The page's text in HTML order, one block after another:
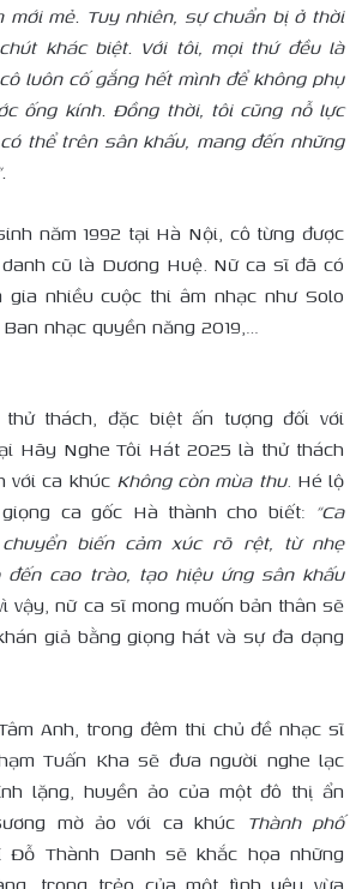
mới mẻ. Tuy nhiên, sự chuẩn bị ở thời
khác biệt. Với tôi, mọi thứ đều là
luôn cố gắng hết mình để không phụ
ống kính. Đồng thời, tôi cũng nỗ lực
thể trên sân khấu, mang đến những
năm 1992 tại Hà Nội, cô từng được
cũ là Dương Huệ. Nữ ca sĩ đã có
gia nhiều cuộc thi âm nhạc như Solo
nhạc quyền năng 2019,…
thách, đặc biệt ấn tượng đối với
Hãy Nghe Tôi Hát 2025 là thử thách
với ca khúcKhông còn mùa thu. Hé lộ
ca gốc Hà thành cho biết: “Ca
biến cảm xúc rõ rệt, từ nhẹ
đến cao trào, tạo hiệu ứng sân khấu
vậy, nữ ca sĩ mong muốn bản thân sẽ
giả bằng giọng hát và sự đa dạng
Anh, trong đêm thi chủ đề nhạc sĩ
Tuấn Kha sẽ đưa người nghe lạc
lặng, huyền ảo của một đô thị ẩn
mờ ảo với ca khúc Thành phố
Đỗ Thành Danh sẽ khắc họa những